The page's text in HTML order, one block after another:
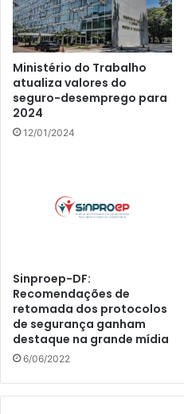
Ministério do Trabalho
atualiza valores do
seguro-desemprego para
2024
12/01/2024
Sinproep-DF:
Recomendações de
retomada dos protocolos
de segurança ganham
destaque na grande mídia
6/06/2022